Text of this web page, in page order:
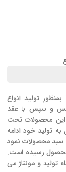
شرکت صنایع الکتریکی پارس حفاظ در سال 1363 بمنظور تولید انواع
و سپس با عقد
1375 شروع به تولید این محصولات تحت
سال 1381 به روال قبل به تولید خود ادامه
سبد محصولات نمود
محصولات شرکت به 14 گروه محصول رسیده است.
تولید و مونتاژ می